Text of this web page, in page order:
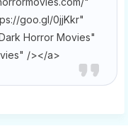
goo.gl/0jjKkr"
Horror Movies"
/></a>